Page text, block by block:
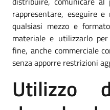
rappresentare, eseguire
qualsiasi mezzo e
materiale e utilizzarlo
fine, anche commerciale
senza apporre restrizioni
Utilizzo